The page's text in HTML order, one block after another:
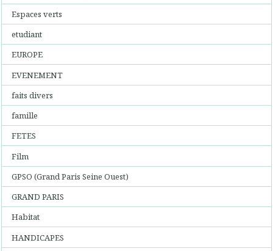
Espaces verts
etudiant
EUROPE
EVENEMENT
faits divers
famille
FETES
Film
GPSO (Grand Paris Seine Ouest)
GRAND PARIS
Habitat
HANDICAPES